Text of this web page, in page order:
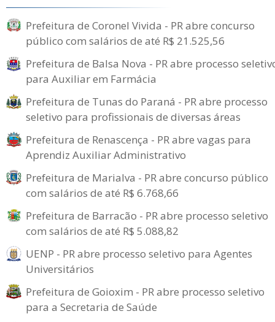
Prefeitura de Coronel Vivida - PR abre concurso
público com salários de até R$ 21.525,56
Prefeitura de Balsa Nova - PR abre processo
para Auxiliar em Farmácia
Prefeitura de Tunas do Paraná - PR abre processo
seletivo para profissionais de diversas áreas
Prefeitura de Renascença - PR abre vagas para
Aprendiz Auxiliar Administrativo
Prefeitura de Marialva - PR abre concurso público
com salários de até R$ 6.768,66
Prefeitura de Barracão - PR abre processo seletivo
com salários de até R$ 5.088,82
UENP - PR abre processo seletivo para Agentes
Universitários
Prefeitura de Goioxim - PR abre processo seletivo
para a Secretaria de Saúde